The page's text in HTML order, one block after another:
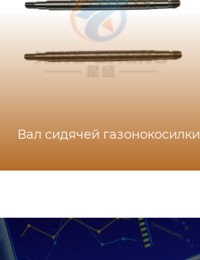
Вал сидячей газонокосилки